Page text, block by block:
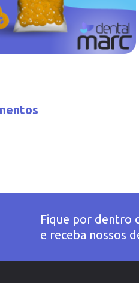
Fique por dentro
e receba nossos